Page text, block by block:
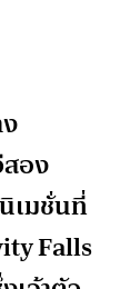
อง
เมชั่นที่
Falls